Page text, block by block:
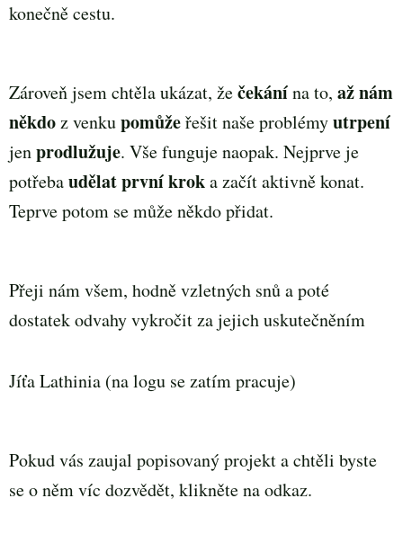
konečně cestu.
Zároveň jsem chtěla ukázat, žečekánína to, až nám
někdoz venkupomůžeřešit naše problémyutrpení
jenprodlužuje. Vše funguje naopak. Nejprve je
potřebaudělat první kroka začít aktivně konat.
Teprve potom se může někdo přidat.
Přeji nám všem, hodně vzletných snů a poté
dostatek odvahy vykročit za jejich uskutečněním
Jíťa Lathinia (na logu se zatím pracuje)
Pokud vás zaujal popisovaný projekt a chtěli byste
se o něm víc dozvědět, klikněte na odkaz.